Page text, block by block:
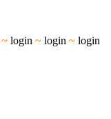
~ login ~ login ~ login